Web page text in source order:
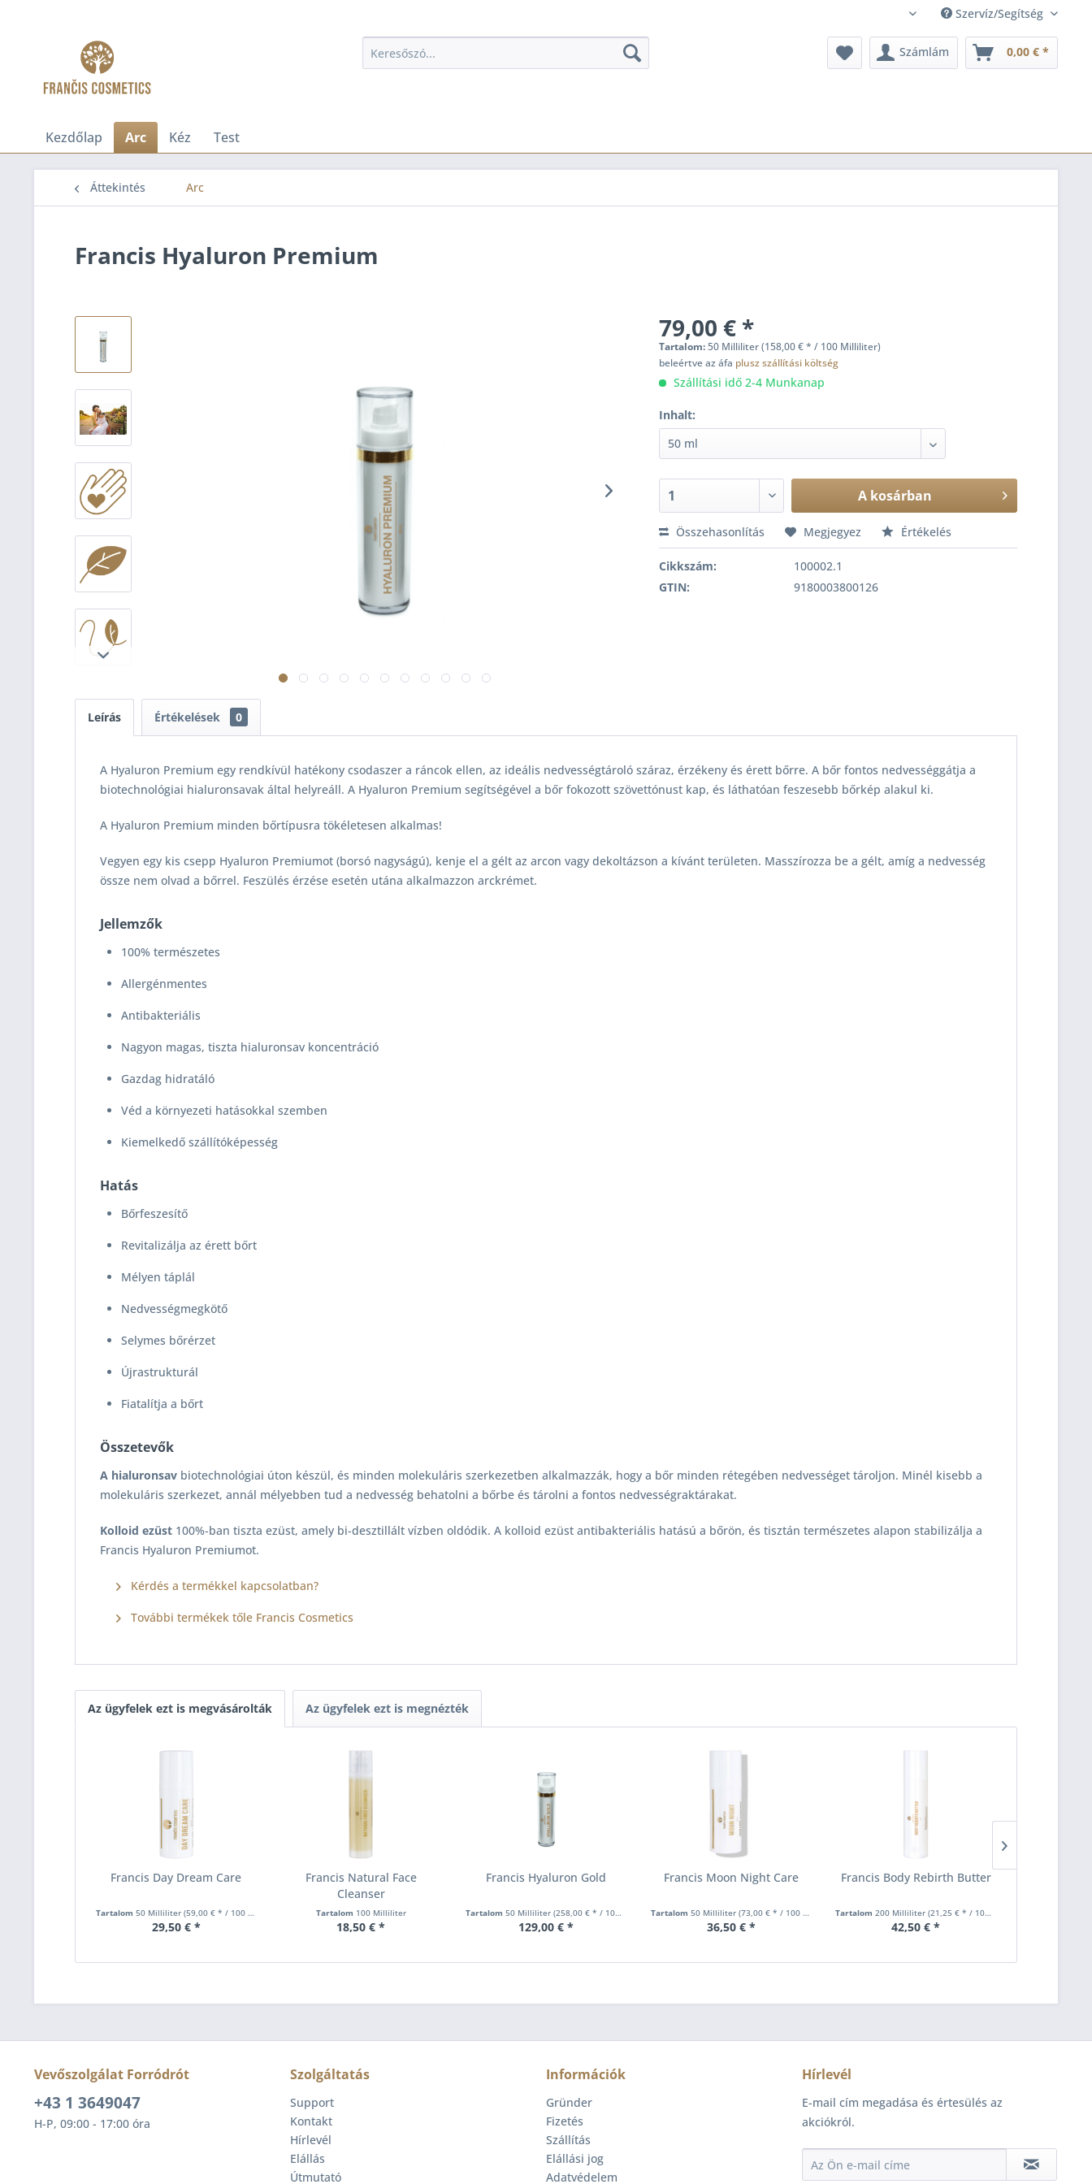
hu Szervíz/Segítség
Számlám 0,00 € *
Kezdőlap Arc Kéz Test
Áttekintés Arc
Francis Hyaluron Premium
79,00 € *
Tartalom:50 Milliliter (158,00 € * / 100 Milliliter)
beleértve az áfa plusz szállítási költség
Szállítási idő 2-4 Munkanap
Inhalt:
A kosárban
Összehasonlítás Megjegyez Értékelés
Cikkszám:
100002.1
GTIN:
9180003800126
Leírás Értékelések 0
A Hyaluron Premium egy rendkívül hatékony csodaszer a ráncok ellen, az ideális nedvességtároló száraz, érzékeny és érett bőrre. A bőr fontos nedvességgátja a
biotechnológiai hialuronsavak által helyreáll. A Hyaluron Premium segítségével a bőr fokozott szövettónust kap, és láthatóan feszesebb bőrkép alakul ki.
A Hyaluron Premium minden bőrtípusra tökéletesen alkalmas!
Vegyen egy kis csepp Hyaluron Premiumot (borsó nagyságú), kenje el a gélt az arcon vagy dekoltázson a kívánt területen. Masszírozza be a gélt, amíg a nedvesség
össze nem olvad a bőrrel. Feszülés érzése esetén utána alkalmazzon arckrémet.
Jellemzők
100% természetes
Allergénmentes
Antibakteriális
Nagyon magas, tiszta hialuronsav koncentráció
Gazdag hidratáló
Véd a környezeti hatásokkal szemben
Kiemelkedő szállítóképesség
Hatás
Bőrfeszesítő
Revitalizálja az érett bőrt
Mélyen táplál
Nedvességmegkötő
Selymes bőrérzet
Újrastrukturál
Fiatalítja a bőrt
Összetevők
A hialuronsav biotechnológiai úton készül, és minden molekuláris szerkezetben alkalmazzák, hogy a bőr minden rétegében nedvességet tároljon. Minél kisebb a
molekuláris szerkezet, annál mélyebben tud a nedvesség behatolni a bőrbe és tárolni a fontos nedvességraktárakat.
Kolloid ezüst 100%-ban tiszta ezüst, amely bi-desztillált vízben oldódik. A kolloid ezüst antibakteriális hatású a bőrön, és tisztán természetes alapon stabilizálja a
Francis Hyaluron Premiumot.
Kérdés a termékkel kapcsolatban?
További termékek tőle Francis Cosmetics
Az ügyfelek ezt is megvásárolták Az ügyfelek ezt is megnézték
Francis Day Dream Care
Tartalom 50 Milliliter (59,00 € * / 100 Milliliter)
29,50 € *
Francis Natural Face
Cleanser
Tartalom 100 Milliliter
18,50 € *
Francis Hyaluron Gold
Tartalom50 Milliliter(258,00 € * / 100 Milliliter)
129,00 € *
Francis Moon Night Care
Tartalom 50 Milliliter (73,00 € * / 100 Milliliter)
36,50 € *
Francis Body Rebirth Butter
Tartalom200 Milliliter(21,25 € * / 100 Milliliter)
42,50 € *
Vevőszolgálat Forródrót
+43 1 3649047
H-P, 09:00 - 17:00 óra
Szolgáltatás
Support
Kontakt
Hírlevél
Elállás
Útmutató
Információk
Gründer
Fizetés
Szállítás
Elállási jog
Adatvédelem
Hírlevél
E-mail cím megadása és értesülés az
akciókról.